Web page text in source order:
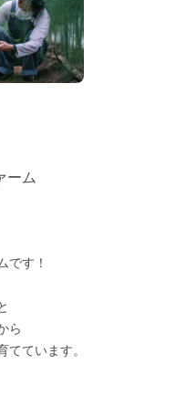
ーム
です！
ら
てています。